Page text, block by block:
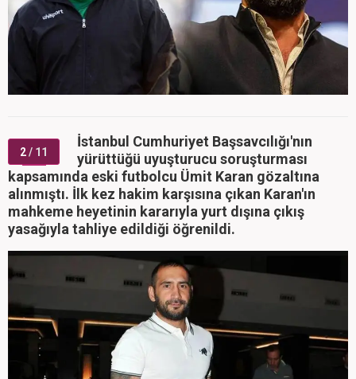
2/ 11
İstanbul Cumhuriyet Başsavcılığı'nın
yürüttüğü uyuşturucu soruşturması
kapsamında eski futbolcu Ümit Karan gözaltına
alınmıştı. İlk kez hakim karşısına çıkan Karan'ın
mahkeme heyetinin kararıyla yurt dışına çıkış
yasağıyla tahliye edildiği öğrenildi.